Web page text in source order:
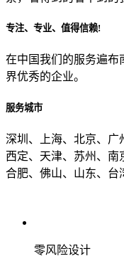
专注、专业、值得信赖!
在中国我们的服务遍布
界优秀的企业。
服务城市
深圳、上海、北京、广
西定、天津、苏州、南
合肥、佛山、山东、台
零风险设计